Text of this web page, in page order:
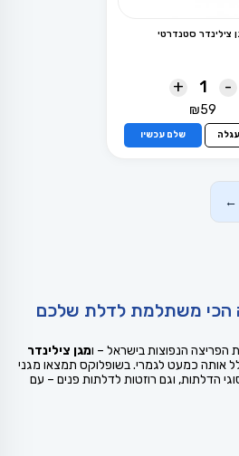
צילינדר סטנדרטי
-
+
₪59
שלם עכשיו
←
הכי משתלמת לדלת שלכם
הפריצה הנפוצות בישראל – ומגן צילינדר
אותה כמעט לגמרי. בשופלוקס תמצאו מגני
הדלתות, וגם רוזטות לדלתות פנים – עם